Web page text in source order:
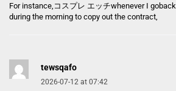
For instance, コスプレ エッチwhenever I
during the morning to copy out the contract,
tewsqafo
2026-07-12 at 07:42